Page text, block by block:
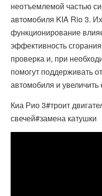
неотъемлемой частью
автомобиля KIA Rio 3.
функционирование
эффективность
проверка и, при
помогут поддерживать
автомобиля и увеличить
Киа Рио 3#троит
свечей#замена катушки